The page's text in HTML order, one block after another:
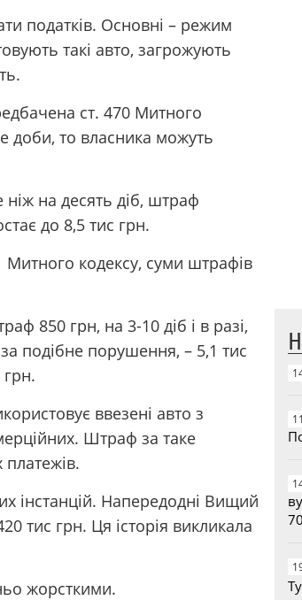
податків. Основні – режим
такі авто, загрожують
ст. 470 Митного
доби, то власника можуть
на десять діб, штраф
до 8,5 тис грн.
Митного кодексу, суми штрафів
850 грн, на 3-10 діб і в разі,
подібне порушення, – 5,1 тис
ввезені авто з
Штраф за таке
інстанцій. Напередодні Вищий
тис грн. Ця історія викликала
жорсткими.
70